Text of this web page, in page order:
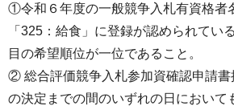
①令和６年度の一般競争入札有資格者
「325：給食」に登録が認められてい
目の希望順位が一位であること。
② 総合評価競争入札参加資確認申請書
の決定までの間のいずれの日において